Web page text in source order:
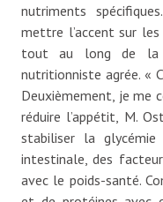
nutriments
mettre l’accent sur
tout au long de la
nutritionniste agrée. «
Deuxièmement, je me
réduire l’appétit, M.
stabiliser la
intestinale, des
avec le poids-santé.